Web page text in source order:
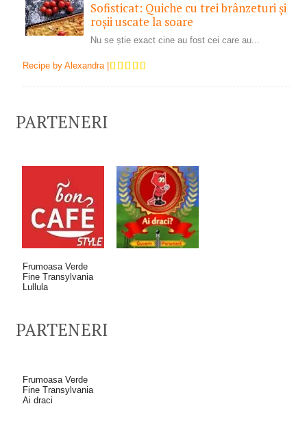
Sofisticat: Quiche cu trei brânzeturi și
roșii uscate la soare
Nu se știe exact cine au fost cei care au...
Recipe by Alexandra|
PARTENERI
Frumoasa Verde
Fine Transylvania
Lullula
PARTENERI
Frumoasa Verde
Fine Transylvania
Ai draci